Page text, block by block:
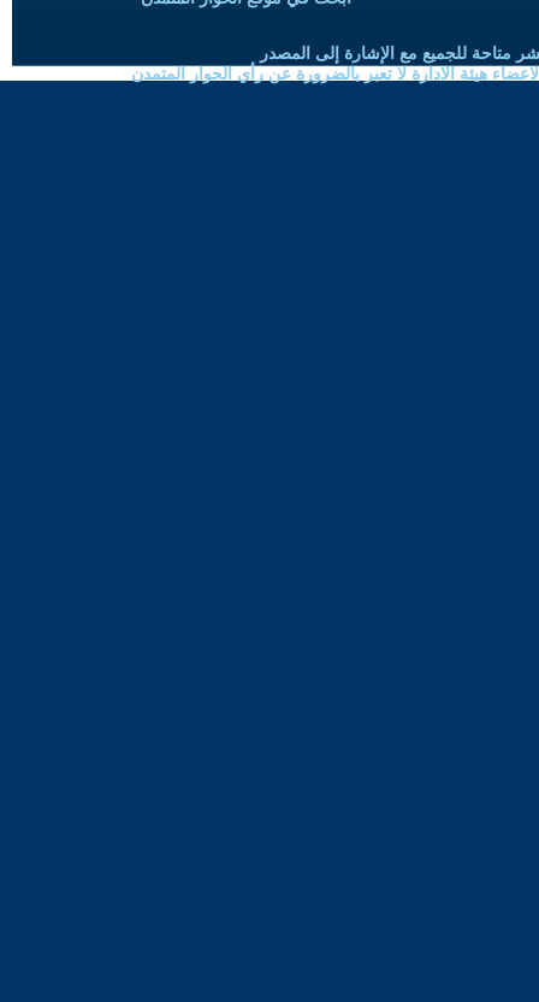
متاحة للجميع مع الإشارة إلى المصدر
هيئة الادارة لا تعبر بالضرورة عن رأي الحوار المتمدن